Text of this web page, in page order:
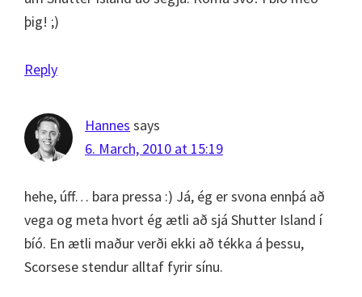
þig! ;)
Reply
Hannes says
6. March, 2010 at 15:19
hehe, úff… bara pressa :) Já, ég er svona ennþá að
vega og meta hvort ég ætli að sjá Shutter Island í
bíó. En ætli maður verði ekki að tékka á þessu,
Scorsese stendur alltaf fyrir sínu.